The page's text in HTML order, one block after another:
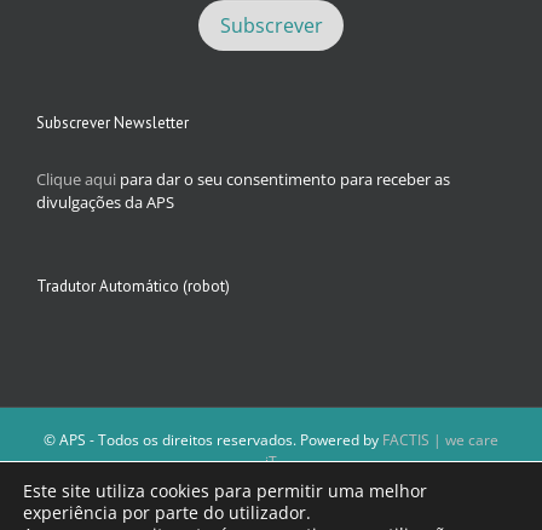
Subscrever Newsletter
Clique aqui para dar o seu consentimento para receber as
divulgações da APS
Tradutor Automático (robot)
© APS - Todos os direitos reservados. Powered by FACTIS | we care
iT
A Direção da APS reserva-se o direito de não publicar conteúdos que
violem as leis nacionais.
Este site utiliza cookies para permitir uma melhor
experiência por parte do utilizador.